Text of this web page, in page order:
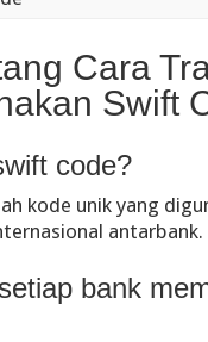
Cara
Swift
code?
kode unik yang
antarbank.
bank